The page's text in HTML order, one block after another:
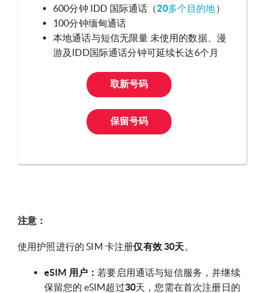
600分钟 IDD 国际通话（20多个目的地）
100分钟缅甸通话
本地通话与短信无限量 未使用的数据、漫
游及IDD国际通话分钟可延续长达6个月
取新号码
保留号码
注意：
使用护照进行的 SIM 卡注册仅有效 30天。
eSIM 用户： 若要启用通话与短信服务，并继续
保留您的 eSIM超过30天，您需在首次注册日的